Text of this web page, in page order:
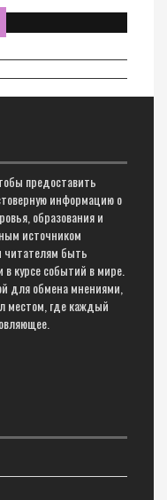
предоставить
информацию о
образования и
источником
быть
курсе событий в мире.
для обмена мнениями,
местом, где каждый